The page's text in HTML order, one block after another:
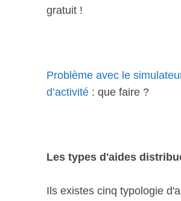
gratuit !
Problème avec le
d’activité : que faire ?
Les types d'aides
Ils existes cinq typologie